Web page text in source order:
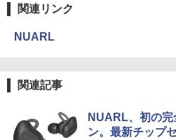
関連リンク
NUARL
関連記事
NUARL、初の
ン。最新チップ